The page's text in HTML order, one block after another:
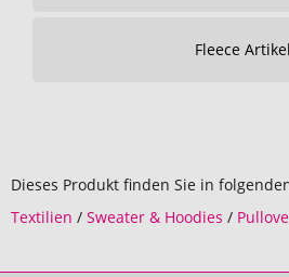
Fleece Artikel
Dieses Produkt finden Sie in
Textilien / Sweater & Hoodies /